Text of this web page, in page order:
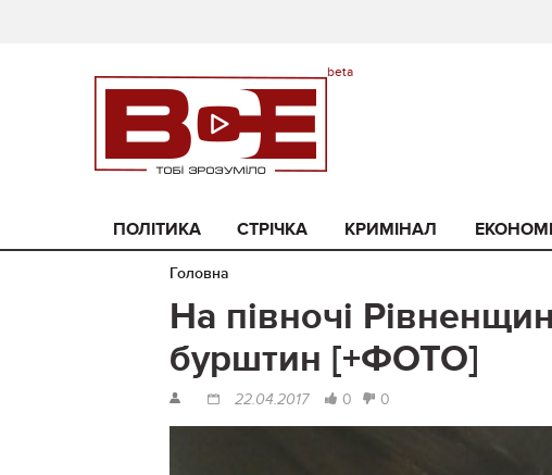
ПОЛІТИКА СТРІЧКА КРИМІНАЛ
Головна
На півночі
бурштин [+ФОТО]
22.04.2017 0 0